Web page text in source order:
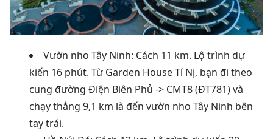
Vườn nho Tây Ninh: Cách 11 km. Lộ trình dự
kiến 16 phút. Từ Garden House Tí Nị, bạn đi theo
cung đường Điện Biên Phủ -> CMT8 (ĐT781) và
chạy thẳng 9,1 km là đến vườn nho Tây Ninh bên
tay trái.